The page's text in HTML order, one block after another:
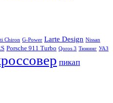
Chiron G-Power Larte Design Nissan
Porsche 911 Turbo Qoros 3 Тюнинг УАЗ
пикап